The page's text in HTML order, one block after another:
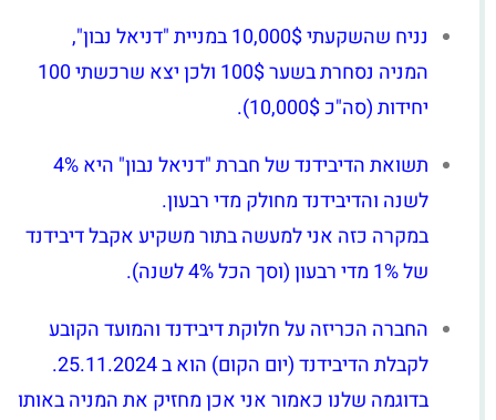
נניח שהשקעתי 10,000$ במניית "דניאל נבון",
המניה נסחרת בשער 100$ ולכן יצא שרכשתי 100
יחידות (סה"כ 10,000$).
תשואת הדיבידנד של חברת "דניאל נבון" היא 4%
לשנה והדיבידנד מחולק מדי רבעון.
במקרה כזה אני למעשה בתור משקיע אקבל דיבידנד
של 1% מדי רבעון (וסך הכל 4% לשנה).
החברה הכריזה על חלוקת דיבידנד והמועד הקובע
לקבלת הדיבידנד (יום הקום) הוא ב 25.11.2024.
בדוגמה שלנו כאמור אני אכן מחזיק את המניה באותו